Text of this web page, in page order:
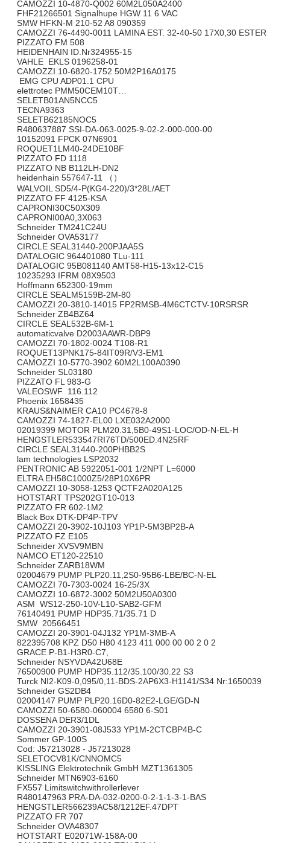
CAMOZZI 10-4870-Q002 60M2L050A2400
FHF21266501 Signalhupe HGW 11 6 VAC
SMW HFKN-M 210-52 A8 090359
CAMOZZI 76-4490-0011 LAMINA EST. 32-40-50 17X0,30 ESTER
PIZZATO FM 508
HEIDENHAIN ID.Nr324955-15
VAHLE EKLS 0196258-01
CAMOZZI 10-6820-1752 50M2P16A0175
EMG CPU ADP01.1 CPU
elettrotec PMM50CEM10T…
SELETB01AN5NCC5
TECNA9363
SELETB62185NOC5
R480637887 SSI-DA-063-0025-9-02-2-000-000-00
10152091 FPCK 07N6901
ROQUET1LM40-24DE10BF
PIZZATO FD 1118
PIZZATO NB B112LH-DN2
heidenhain 557647-11 （）
WALVOIL SD5/4-P(KG4-220)/3*28L/AET
PIZZATO FF 4125-KSA
CAPRONI30C50X309
CAPRONI00A0,3X063
Schneider TM241C24U
Schneider OVA53177
CIRCLE SEAL31440-200PJAA5S
DATALOGIC 964401080 TLu-111
DATALOGIC 95B081140 AMT58-H15-13x12-C15
10235293 IFRM 08X9503
Hoffmann 652300-19mm
CIRCLE SEALM5159B-2M-80
CAMOZZI 20-3810-14015 FP2RMSB-4M6CTCTV-10RSRSR
Schneider ZB4BZ64
CIRCLE SEAL532B-6M-1
automaticvalve D2003AAWR-DBP9
CAMOZZI 70-1802-0024 T108-R1
ROQUET13PNK175-84IT09R/V3-EM1
CAMOZZI 10-5770-3902 60M2L100A0390
Schneider SL03180
PIZZATO FL 983-G
VALEOSWF 116.112
Phoenix 1658435
KRAUS&NAIMER CA10 PC4678-8
CAMOZZI 74-1827-EL00 LXE032A2000
02019399 MOTOR PLM20.31,5B0-49S1-LOC/OD-N-EL-H
HENGSTLER533547RI76TD/500ED.4N25RF
CIRCLE SEAL31440-200PHBB2S
lam technologies LSP2032
PENTRONIC AB 5922051-001 1/2NPT L=6000
ELTRA EH58C1000Z5/28P10X6PR
CAMOZZI 10-3058-1253 QCTF2A020A125
HOTSTART TPS202GT10-013
PIZZATO FR 602-1M2
Black Box DTK-DP4P-TPV
CAMOZZI 20-3902-10J103 YP1P-5M3BP2B-A
PIZZATO FZ E105
Schneider XVSV9MBN
NAMCO ET120-22510
Schneider ZARB18WM
02004679 PUMP PLP20.11,2S0-95B6-LBE/BC-N-EL
CAMOZZI 70-7303-0024 16-25/3X
CAMOZZI 10-6872-3002 50M2U50A0300
ASM WS12-250-10V-L10-SAB2-GFM
76140491 PUMP HDP35.71/35.71 D
SMW 20566451
CAMOZZI 20-3901-04J132 YP1M-3MB-A
822395708 KPZ D50 H80 4123 411 000 00 00 2 0 2
GRACE P-B1-H3R0-C7,
Schneider NSYVDA42U68E
76500900 PUMP HDP35.112/35.100/30.22 S3
Turck NI2-K09-0,095/0,11-BDS-2AP6X3-H1141/S34 Nr:1650039
Schneider GS2DB4
02004147 PUMP PLP20.16D0-82E2-LGE/GD-N
CAMOZZI 50-6580-060004 6580 6-S01
DOSSENA DER3/1DL
CAMOZZI 20-3901-08J533 YP1M-2CTCBP4B-C
Sommer GP-100S
Cod: J57213028 - J57213028
SELETOCV81K/CNNOMC5
KISSLING Elektrotechnik GmbH MZT1361305
Schneider MTN6903-6160
FX557 Limitswitchwithrollerlever
R480147963 PRA-DA-032-0200-0-2-1-1-3-1-BAS
HENGSTLER566239AC58/1212EF.47DPT
PIZZATO FR 707
Schneider OVA48307
HOTSTART E02071W-158A-00